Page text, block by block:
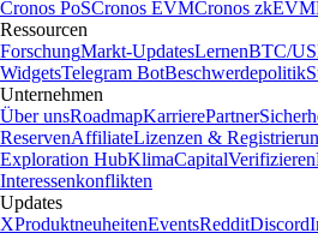
Cronos PoSCronos EVMCronos zkEVM
Ressourcen
ForschungMarkt-UpdatesLernenBTC/
WidgetsTelegram BotBeschwerdepolitik
Unternehmen
Über unsRoadmapKarrierePartner
ReservenAffiliateLizenzen &
Exploration HubKlimaCapitalVerifizieren
Interessenkonflikten
Updates
XProduktneuheitenEventsRedditDiscord